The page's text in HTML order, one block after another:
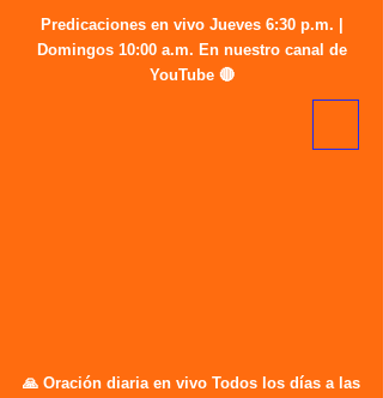
🙏 Oración diaria en vivo Todos los días a las
Predicaciones en vivo Jueves 6:30 p.m. |
Domingos 10:00 a.m. En nuestro canal de
YouTube 🔴